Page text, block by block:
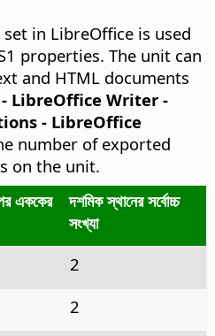
in LibreOffice is used
properties. The unit can
and HTML documents
- LibreOffice Writer -
- LibreOffice
number of exported
on the unit.
এককের
দশমিক স্থানের সর্বোচ্চ
সংখ্যা
2
2